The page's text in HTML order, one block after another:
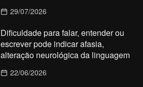
29/07/2026
Dificuldade para falar, entender ou
escrever pode indicar afasia,
alteração neurológica da linguagem
22/06/2026